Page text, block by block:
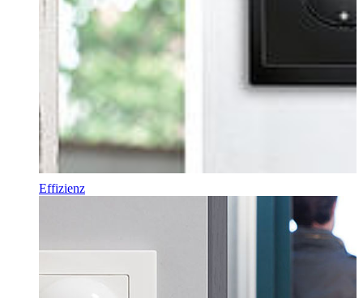
Effizienz